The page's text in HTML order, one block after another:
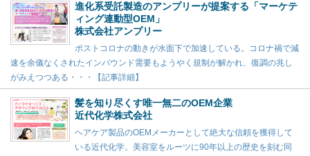
進化系受託製造のアンプリーが提案する「マーケテ
ィング連動型OEM」
株式会社アンプリー
ポストコロナの動きが水面下で加速している。コロナ禍で減
速を余儀なくされたインバウンド需要もようやく規制が解かれ、復調の兆し
がみえつつある・・・【記事詳細】
髪を知り尽くす唯一無二のOEM企業
近代化学株式会社
ヘアケア製品のOEMメーカーとして絶大な信頼を獲得して
いる近代化学。美容室をルーツに90年以上の歴史を刻む同